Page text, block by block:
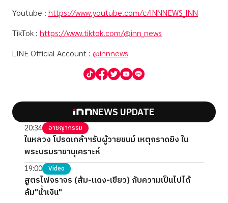
Youtube : https://www.youtube.com/c/INNNEWS_INN
TikTok : https://www.tiktok.com/@inn_news
LINE Official Account : @innnews
NEWS UPDATE
20:34 อาชญากรรม
ในหลวง โปรดเกล้าฯรับผู้วายชนม์ เหตุกราดยิง ใน
พระบรมราชานุเคราะห์
19:00 Video
สูตรไฟจราจร (ส้ม-แดง-เขียว) กับความเป็นไปได้
ล้ม"น้ำเงิน"